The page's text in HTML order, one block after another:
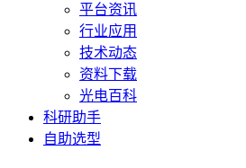
平台资讯
行业应用
技术动态
资料下载
光电百科
科研助手
自助选型